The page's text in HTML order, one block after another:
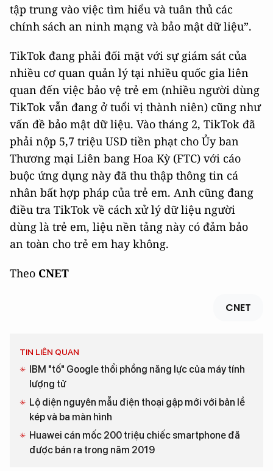
tập trung vào việc tìm hiểu và tuân thủ các
chính sách an ninh mạng và bảo mật dữ liệu”.
TikTok đang phải đối mặt với sự giám sát của
nhiều cơ quan quản lý tại nhiều quốc gia liên
quan đến việc bảo vệ trẻ em (nhiều người dùng
TikTok vẫn đang ở tuổi vị thành niên) cũng như
vấn đề bảo mật dữ liệu. Vào tháng 2, TikTok đã
phải nộp 5,7 triệu USD tiền phạt cho Ủy ban
Thương mại Liên bang Hoa Kỳ (FTC) với cáo
buộc ứng dụng này đã thu thập thông tin cá
nhân bất hợp pháp của trẻ em. Anh cũng đang
điều tra TikTok về cách xử lý dữ liệu người
dùng là trẻ em, liệu nền tảng này có đảm bảo
an toàn cho trẻ em hay không.
Theo CNET
CNET
TIN LIÊN QUAN
IBM "tố" Google thổi phồng năng lực của máy tính
lượng tử
Lộ diện nguyên mẫu điện thoại gập mới với bản lề
kép và ba màn hình
Huawei cán mốc 200 triệu chiếc smartphone đã
được bán ra trong năm 2019